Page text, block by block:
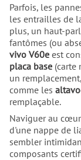
Parfois, les
les entrailles de
plus, un haut-
fantômes (ou
vivo V60e est
placa base (carte
un
comme les
remplaçable.
Naviguer au
d'une nappe de
sembler
composants